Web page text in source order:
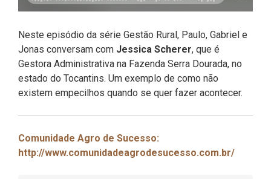
Neste episódio da série Gestão Rural, Paulo, Gabriel e
Jonas conversam com Jessica Scherer, que é
Gestora Administrativa na Fazenda Serra Dourada, no
estado do Tocantins. Um exemplo de como não
existem empecilhos quando se quer fazer acontecer.
Comunidade Agro de Sucesso:
http://www.comunidadeagrodesucesso.com.br/